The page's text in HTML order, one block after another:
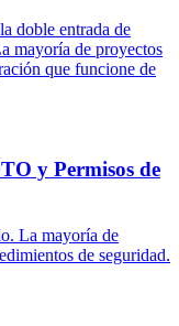
doble entrada de
mayoría de proyectos
que funcione de
y Permisos de
La mayoría de
de seguridad.